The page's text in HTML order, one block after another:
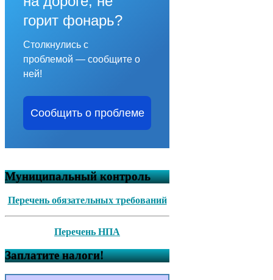
горит фонарь?
Столкнулись с
проблемой — сообщите о
ней!
Сообщить о проблеме
Муниципальный контроль
Перечень обязательных требований
Перечень НПА
Заплатите налоги!